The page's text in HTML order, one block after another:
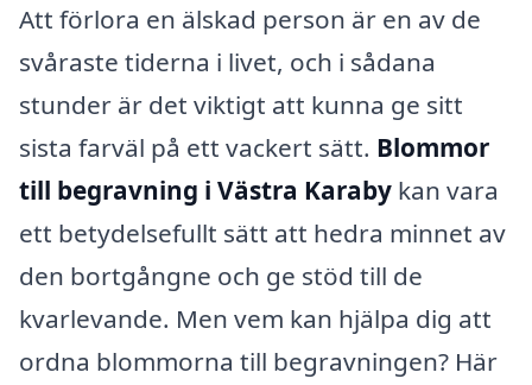
Att förlora en älskad person är en av de
svåraste tiderna i livet, och i sådana
stunder är det viktigt att kunna ge sitt
sista farväl på ett vackert sätt. Blommor
till begravning i Västra Karaby kan vara
ett betydelsefullt sätt att hedra minnet av
den bortgångne och ge stöd till de
kvarlevande. Men vem kan hjälpa dig att
ordna blommorna till begravningen? Här